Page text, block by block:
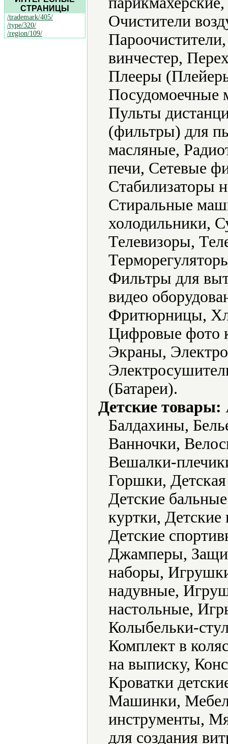
СТРАНИЦЫ
/trademark/405/
/type/320/
/region/109/
Очистители
винчестер,
Плееры
Посудомоечные
Пульты
(фильтры) для
масляные,
печи, Сетевые
Стабилизаторы
Стиральные
холодильники,
Телевизоры,
Фильтры для
видео
Фритюрницы,
Цифровые фото
Экраны,
(Батареи).
Детские товары:
Балдахины,
Ванночки,
Вешалки-
Горшки,
Детские
куртки, Детские
Детские
Джамперы,
наборы,
надувные,
настольные,
Колыбельки-
Комплект в
на выписку,
Кроватки
Машинки,
инструменты,
для создания